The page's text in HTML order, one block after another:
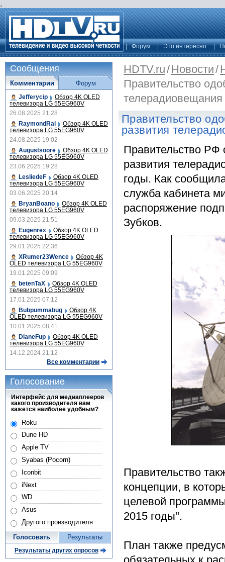
.
Форум Это интересно
HDTV.ru/Новости/
Правительство
телерадиовещания
Правительство
развития
Правительство РФ
развития
годы. Как
служба кабинета
распоряжение
Зубков.
Правительство
концепции, в
целевой
2015 годы".
План также
Сообщения
Комментарии
Jefferycip Обзор 4K OLED
телевизора LG 55EG960V
26.08.2025 21:28
RaymondRal
Обзор 4K OLED
телевизора LG 55EG960V
24.08.2025 19:02
Augustsoore
Обзор 4K OLED
телевизора LG 55EG960V
23.06.2025 19:28
LesliedeF
Обзор 4K OLED
телевизора LG 55EG960V
03.06.2025 20:14
BryanBoano
Обзор 4K OLED
телевизора LG 55EG960V
09.03.2025 21:51
Eugenrex
Обзор 4K OLED
телевизора LG 55EG960V
29.01.2025 22:36
XRumer23Wence
Обзор 4K
OLED телевизора LG 55EG960V
19.01.2025 09:09
betenTaX
Обзор 4K OLED
телевизора LG 55EG960V
17.01.2025 07:12
Bubpummabug
Обзор 4K
OLED телевизора LG 55EG960V
10.01.2025 08:41
DianeFup
Обзор 4K OLED
телевизора LG 55EG960V
14.12.2024 21:12
Все комментарии
Форум
Голосование
Интерфейс для медиаплееров
какого производителя вам
кажется наиболее удобным?
Roku
Dune HD
Apple TV
Syabas (Pocorn)
Iconbit
iNext
WD
Asus
Другого производителя
Голосовать Результаты
Результаты других опросов